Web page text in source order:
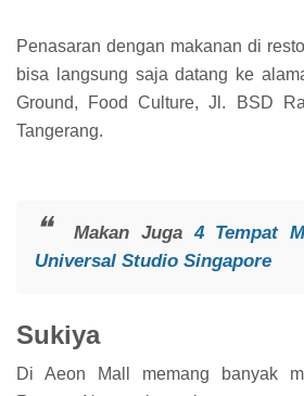
Penasaran dengan makanan di
bisa langsung saja datang ke
Ground, Food Culture, Jl. BSD
Tangerang.
Makan Juga4 Tempat
Universal Studio Singapore
Sukiya
Di Aeon Mall memang banyak